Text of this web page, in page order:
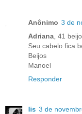
Anônimo 3 de
Adriana, 41
Seu cabelo fica
Beijos
Manoel
Responder
lis 3 de